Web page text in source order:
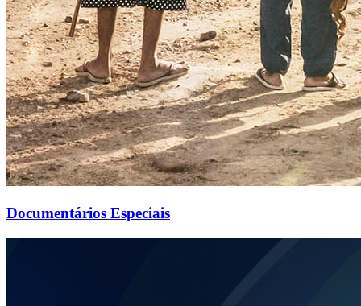
Documentários Especiais